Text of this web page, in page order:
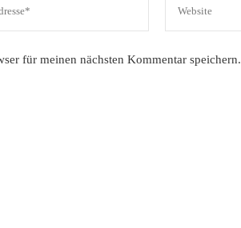
für meinen nächsten Kommentar speichern.